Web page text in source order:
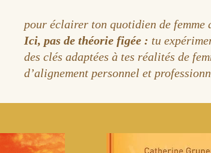
pour éclairer ton quotidien de femme
Ici, pas de théorie figée : tu
des clés adaptées à tes réalités de
d’alignement personnel et